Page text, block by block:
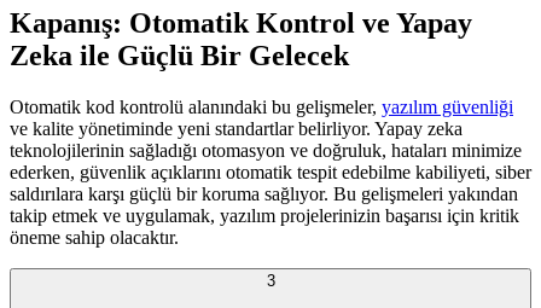
Kapanış: Otomatik Kontrol ve Yapay
Zeka ile Güçlü Bir Gelecek
Otomatik kod kontrolü alanındaki bu gelişmeler, yazılım güvenliği
ve kalite yönetiminde yeni standartlar belirliyor. Yapay zeka
teknolojilerinin sağladığı otomasyon ve doğruluk, hataları minimize
ederken, güvenlik açıklarını otomatik tespit edebilme kabiliyeti, siber
saldırılara karşı güçlü bir koruma sağlıyor. Bu gelişmeleri yakından
takip etmek ve uygulamak, yazılım projelerinizin başarısı için kritik
öneme sahip olacaktır.
3